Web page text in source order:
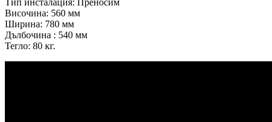
Тип инсталация: Преносим
Височина: 560 мм
Ширина: 780 мм
Дълбочина : 540 мм
Тегло: 80 кг.